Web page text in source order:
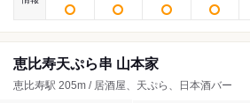
恵比寿天ぷら串 山本家
恵比寿駅 205m / 居酒屋、天ぷら、日本酒バー